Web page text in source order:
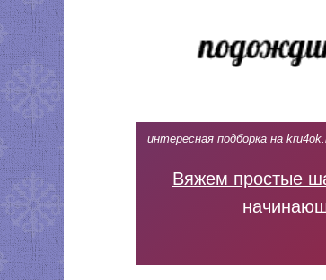
интересная подборка на
Вяжем простые